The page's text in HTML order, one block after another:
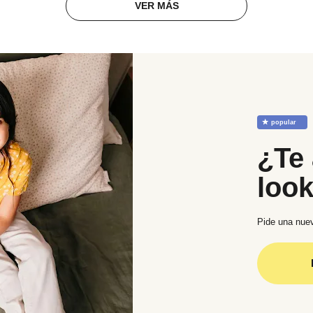
VER MÁS
☆ popular
Pide una